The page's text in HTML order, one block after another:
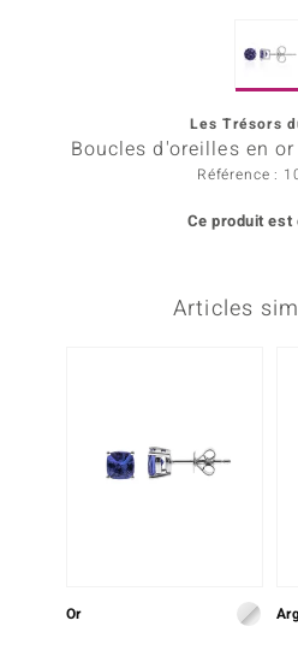
Les Trésors
Boucles d'oreilles en
Référence :
Ce produit est
Articles
Or